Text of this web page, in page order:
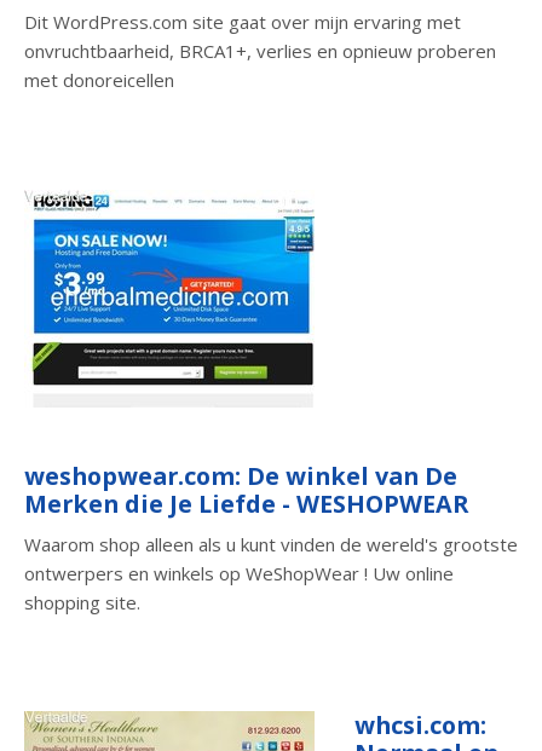
Dit WordPress.com site gaat over mijn ervaring met
onvruchtbaarheid, BRCA1+, verlies en opnieuw proberen
met donoreicellen
weshopwear.com: De winkel van De
Merken die Je Liefde - WESHOPWEAR
Waarom shop alleen als u kunt vinden de wereld's grootste
ontwerpers en winkels op WeShopWear ! Uw online
shopping site.
whcsi.com: